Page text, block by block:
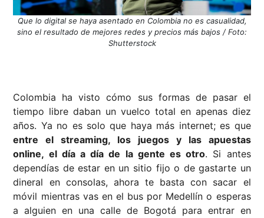
Que lo digital se haya asentado en Colombia no es casualidad,
sino el resultado de mejores redes y precios más bajos / Foto:
Shutterstock
Colombia ha visto cómo sus formas de pasar el
tiempo libre daban un vuelco total en apenas diez
años. Ya no es solo que haya más internet; es que
entre el streaming, los juegos y las apuestas
online, el día a día de la gente es otro. Si antes
dependías de estar en un sitio fijo o de gastarte un
dineral en consolas, ahora te basta con sacar el
móvil mientras vas en el bus por Medellín o esperas
a alguien en una calle de Bogotá para entrar en